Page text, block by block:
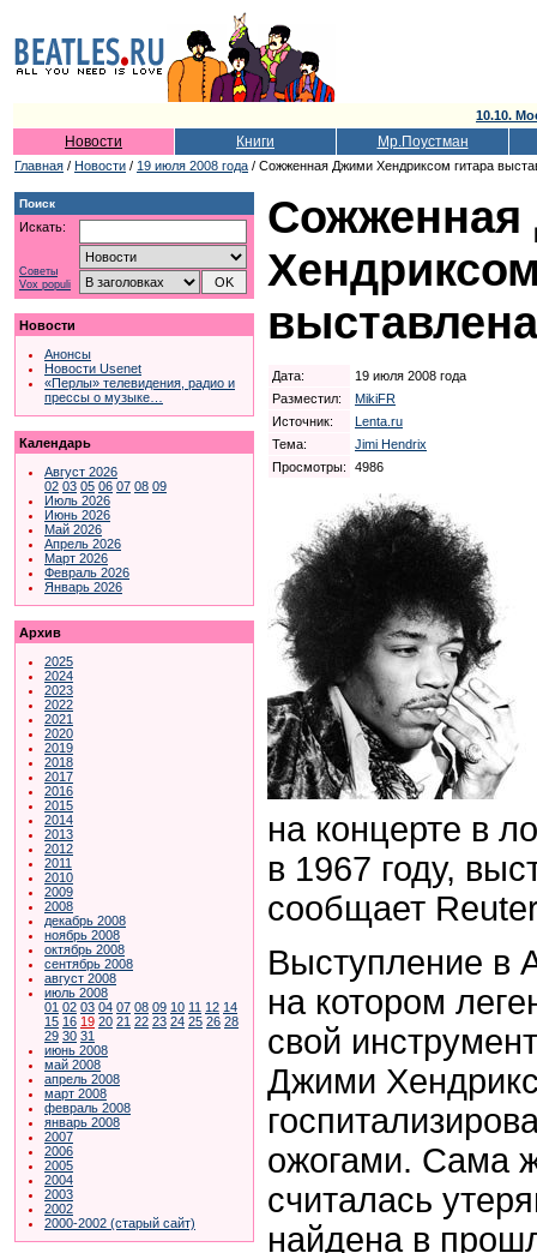
10.10.
Новости Книги Мр.Поустман
Главная / Новости / 19 июля 2008 года / Сожженная Джими Хендриксом гитара
Поиск
Искать:
Советы
Vox populi
Новости
Анонсы
Новости Usenet
«Перлы» телевидения, радио и
прессы о музыке…
Календарь
Август 2026
02 03 05 06 07 08 09
Июль 2026
Июнь 2026
Май 2026
Апрель 2026
Март 2026
Февраль 2026
Январь 2026
Архив
2025
2024
2023
2022
2021
2020
2019
2018
2017
2016
2015
2014
2013
2012
2011
2010
2009
2008
декабрь 2008
ноябрь 2008
октябрь 2008
сентябрь 2008
август 2008
июль 2008
01 02 03 04 07 08 09 10 11 12 14
15 16 19 20 21 22 23 24 25 26 28
29 30 31
июнь 2008
май 2008
апрель 2008
март 2008
февраль 2008
январь 2008
2007
2006
2005
2004
2003
2002
2000-2002 (старый сайт)
Дата:
19 июля 2008 года
Разместил:
MikiFR
Источник:
Lenta.ru
Тема:
Jimi Hendrix
Просмотры:
4986
на концерте в
в 1967 году,
сообщает
Выступление в
на котором
свой
Джими
ожогами. Сама
считалась
найдена в